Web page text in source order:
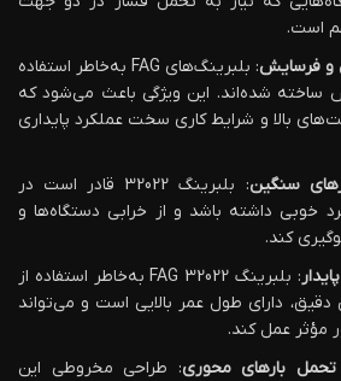
است.
و فرسایش
: بلبرینگ‌های FAG به‌خاطر استفاده
ساخته شده‌اند. این ویژگی باعث می‌شود که
در سرعت‌های بالا و شرایط کاری سخت عملکرد پایداری
سنگین
: بلبرینگ 32022 قادر است در
خوبی داشته باشد و از خرابی دستگاه‌ها و
کند.
: بلبرینگ FAG 32022 به‌خاطر استفاده از
دقیق، دارای طول عمر بالایی است و می‌تواند
مؤثر عمل کند.
بارهای محوری: طراحی مخروطی این